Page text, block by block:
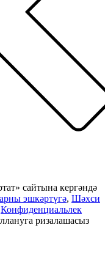
сайтына кергәндә
эшкәртүгә, Шәхси
Конфиденциальлек
ризалашасыз